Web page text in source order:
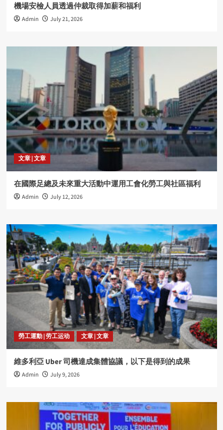
機場安檢人員透過仲裁取得加薪和福利
Admin July 21, 2026
文章 | 文章
在國際足總及未來重大活動中運用工會化勞工與社區福利
Admin July 12, 2026
勞工運動 | 劳工运动 文章 | 文章
維多利亞 Uber 司機達成集體協議，以下是得到的成果
Admin July 9, 2026